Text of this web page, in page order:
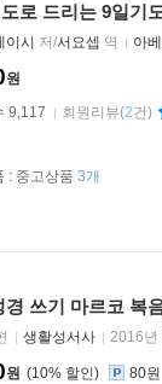
로 드리는 9일기
이시
저/서요셉 역 아
원
9,117
회원리뷰(2건)
: 중고상품 3개
경 쓰기 마르코 복
생활성서사 2016년
10%
원
80원